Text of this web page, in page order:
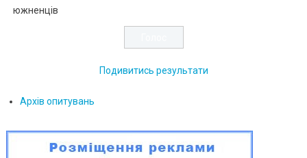
южненців
Подивитись результати
Архів опитувань